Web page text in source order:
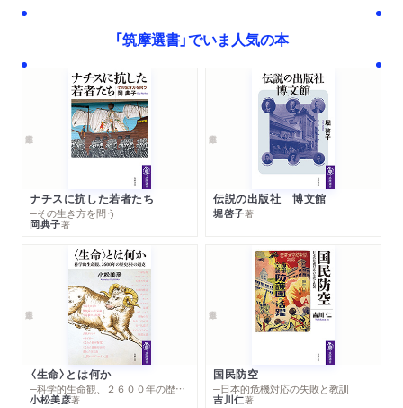
３ 終末の日
４ ユートピアとディストピア
第６章 近代の暴力――世界史の生態
１ 近代社会とその前
２ 農と開発がもたらす力
４ 遊牧国家が生み出したもの
５ ヨーロッパの暴力
終 章 日本社会のゆくえ
１ 社会の原理を問い直す
２ 人口減少社会
３ 日本社会を取り戻す
「筑摩選書」でいま人気の本
ナチスに抗した若者たち
─その生き方を問う
岡典子著
伝説の出版社 博文館
堀啓子著
〈生命〉とは何か
─科学的生命観、２６００年の歴史とその超克
小松美彦著
国民防空
─日本的危機対応の失敗と教訓
吉川仁著